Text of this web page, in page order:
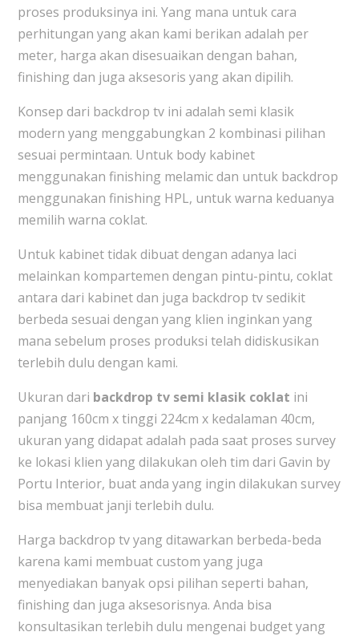
proses produksinya ini. Yang mana untuk cara
perhitungan yang akan kami berikan adalah per
meter, harga akan disesuaikan dengan bahan,
finishing dan juga aksesoris yang akan dipilih.
Konsep dari backdrop tv ini adalah semi klasik
modern yang menggabungkan 2 kombinasi pilihan
sesuai permintaan. Untuk body kabinet
menggunakan finishing melamic dan untuk backdrop
menggunakan finishing HPL, untuk warna keduanya
memilih warna coklat.
Untuk kabinet tidak dibuat dengan adanya laci
melainkan kompartemen dengan pintu-pintu, coklat
antara dari kabinet dan juga backdrop tv sedikit
berbeda sesuai dengan yang klien inginkan yang
mana sebelum proses produksi telah didiskusikan
terlebih dulu dengan kami.
Ukuran dari backdrop tv semi klasik coklat ini
panjang 160cm x tinggi 224cm x kedalaman 40cm,
ukuran yang didapat adalah pada saat proses survey
ke lokasi klien yang dilakukan oleh tim dari Gavin by
Portu Interior, buat anda yang ingin dilakukan survey
bisa membuat janji terlebih dulu.
Harga backdrop tv yang ditawarkan berbeda-beda
karena kami membuat custom yang juga
menyediakan banyak opsi pilihan seperti bahan,
finishing dan juga aksesorisnya. Anda bisa
konsultasikan terlebih dulu mengenai budget yang